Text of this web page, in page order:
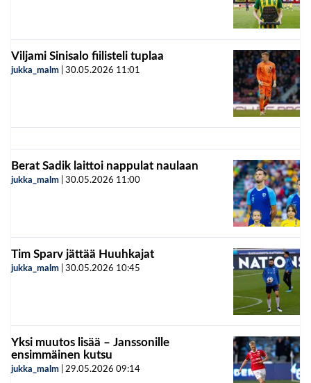
Viljami Sinisalo fiilisteli tuplaa
jukka_malm 30.05.2026 11:01
Berat Sadik laittoi nappulat naulaan
jukka_malm 30.05.2026 11:00
Tim Sparv jättää Huuhkajat
jukka_malm 30.05.2026 10:45
Yksi muutos lisää – Janssonille
ensimmäinen kutsu
jukka_malm 29.05.2026 09:14